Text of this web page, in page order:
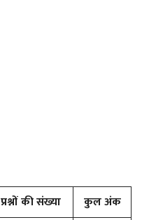
प्रश्नों की संख्या
कुल अंक